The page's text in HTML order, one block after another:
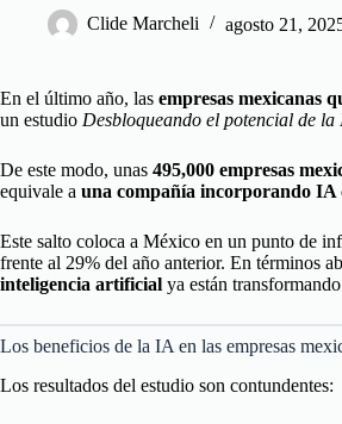
Clide Marcheli agosto 21,
En el último año, las empresas mexicanas
un estudio Desbloqueando el potencial de
De este modo, unas 495,000 empresas
equivale a una compañía incorporando IA
Este salto coloca a México en un punto de
frente al 29% del año anterior. En términos
inteligencia artificial ya están
Los beneficios de la IA en las empresas
Los resultados del estudio son contundentes: